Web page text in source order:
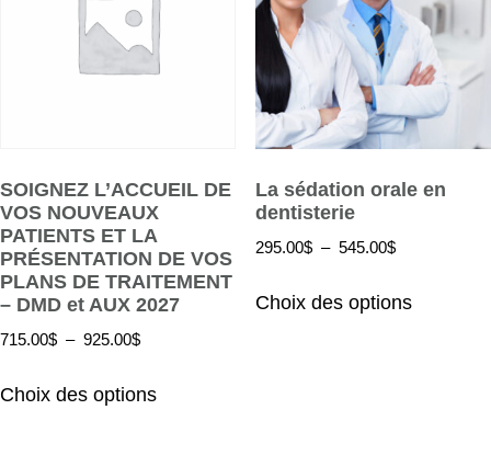
SOIGNEZ L’ACCUEIL DE
VOS NOUVEAUX
PATIENTS ET LA
PRÉSENTATION DE VOS
PLANS DE TRAITEMENT
– DMD et AUX 2027
715.00$ – 925.00$
Choix des options
La sédation orale en
dentisterie
295.00$ – 545.00$
Choix des options